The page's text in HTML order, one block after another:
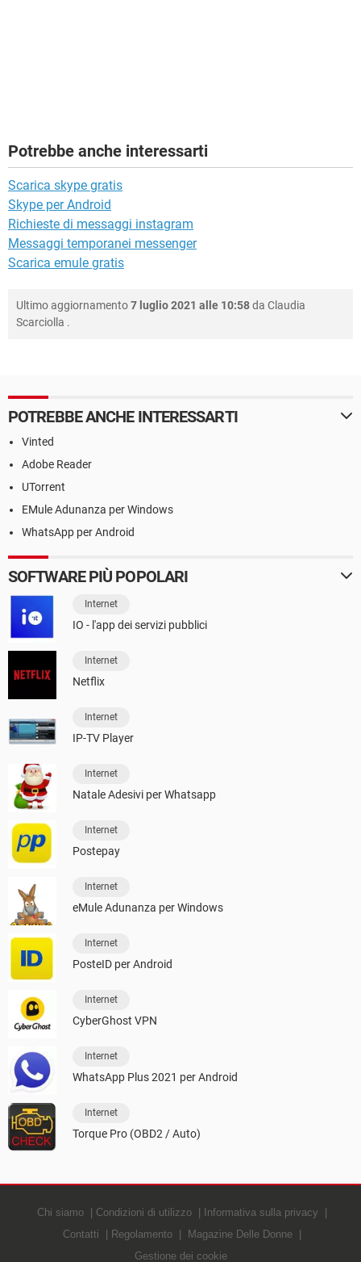
Potrebbe anche interessarti
Scarica skype gratis
Skype per Android
Richieste di messaggi instagram
Messaggi temporanei messenger
Scarica emule gratis
Ultimo aggiornamento7 luglio 2021 alle 10:58da Claudia
Scarciolla .
POTREBBE ANCHE INTERESSARTI
Vinted
Adobe Reader
UTorrent
EMule Adunanza per Windows
WhatsApp per Android
SOFTWARE PIÙ POPOLARI
Internet
IO - l'app dei servizi pubblici
Internet
Netflix
Internet
IP-TV Player
Internet
Natale Adesivi per Whatsapp
Internet
Postepay
Internet
eMule Adunanza per Windows
Internet
PosteID per Android
Internet
CyberGhost VPN
Internet
WhatsApp Plus 2021 per Android
Internet
Torque Pro (OBD2 / Auto)
Chi siamo Condizioni di utilizzo
Informativa sulla privacy
Contatti
Regolamento
Magazine Delle Donne
Gestione dei cookie